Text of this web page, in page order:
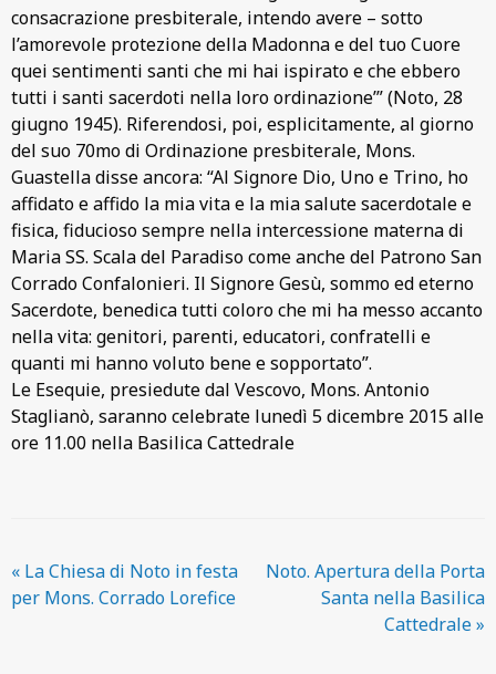
consacrazione presbiterale, intendo avere – sotto
l’amorevole protezione della Madonna e del tuo Cuore
quei sentimenti santi che mi hai ispirato e che ebbero
tutti i santi sacerdoti nella loro ordinazione’” (Noto, 28
giugno 1945). Riferendosi, poi, esplicitamente, al giorno
del suo 70mo di Ordinazione presbiterale, Mons.
Guastella disse ancora: “Al Signore Dio, Uno e Trino, ho
affidato e affido la mia vita e la mia salute sacerdotale e
fisica, fiducioso sempre nella intercessione materna di
Maria SS. Scala del Paradiso come anche del Patrono San
Corrado Confalonieri. Il Signore Gesù, sommo ed eterno
Sacerdote, benedica tutti coloro che mi ha messo accanto
nella vita: genitori, parenti, educatori, confratelli e
quanti mi hanno voluto bene e sopportato”.
Le Esequie, presiedute dal Vescovo, Mons. Antonio
Staglianò, saranno celebrate lunedì 5 dicembre 2015 alle
ore 11.00 nella Basilica Cattedrale
« La Chiesa di Noto in festa
per Mons. Corrado Lorefice
Noto. Apertura della Porta
Santa nella Basilica
Cattedrale»